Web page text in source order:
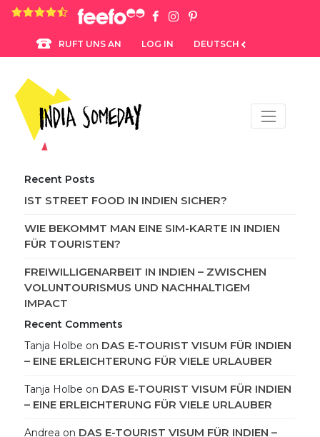
4.8 rating based on 1,234 ratings
RUFT UNS AN LOG IN DEUTSCH
Recent Posts
IST STREET FOOD IN INDIEN SICHER?
WIE BEKOMMT MAN EINE SIM-KARTE IN INDIEN
FÜR TOURISTEN?
FREIWILLIGENARBEIT IN INDIEN – ZWISCHEN
VOLUNTOURISMUS UND NACHHALTIGEM
IMPACT
Recent Comments
Tanja Holbe on DAS E-TOURIST VISUM FÜR INDIEN
– EINE ERLEICHTERUNG FÜR VIELE URLAUBER
Tanja Holbe on DAS E-TOURIST VISUM FÜR INDIEN
– EINE ERLEICHTERUNG FÜR VIELE URLAUBER
Andrea on DAS E-TOURIST VISUM FÜR INDIEN –